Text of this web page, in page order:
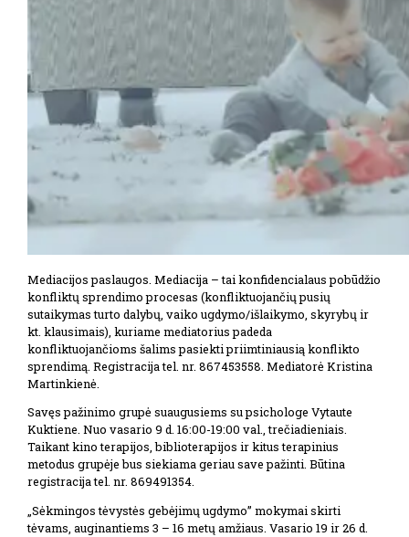
Mediacijos paslaugos. Mediacija – tai konfidencialaus pobūdžio
konfliktų sprendimo procesas (konfliktuojančių pusių
sutaikymas turto dalybų, vaiko ugdymo/išlaikymo, skyrybų ir
kt. klausimais), kuriame mediatorius padeda
konfliktuojančioms šalims pasiekti priimtiniausią konflikto
sprendimą. Registracija tel. nr. 867453558. Mediatorė Kristina
Martinkienė.
Savęs pažinimo grupė suaugusiems su psichologe Vytaute
Kuktiene. Nuo vasario 9 d. 16:00-19:00 val., trečiadieniais.
Taikant kino terapijos, biblioterapijos ir kitus terapinius
metodus grupėje bus siekiama geriau save pažinti. Būtina
registracija tel. nr. 869491354.
„Sėkmingos tėvystės gebėjimų ugdymo” mokymai skirti
tėvams, auginantiems 3 – 16 metų amžiaus. Vasario 19 ir 26 d.